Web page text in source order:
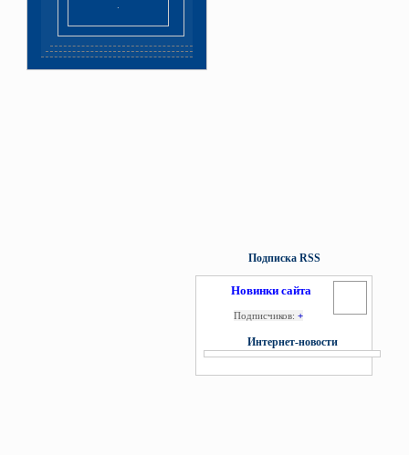
Подписка RSS
Новинки сайта
Подписчиков: +
Интернет-новости